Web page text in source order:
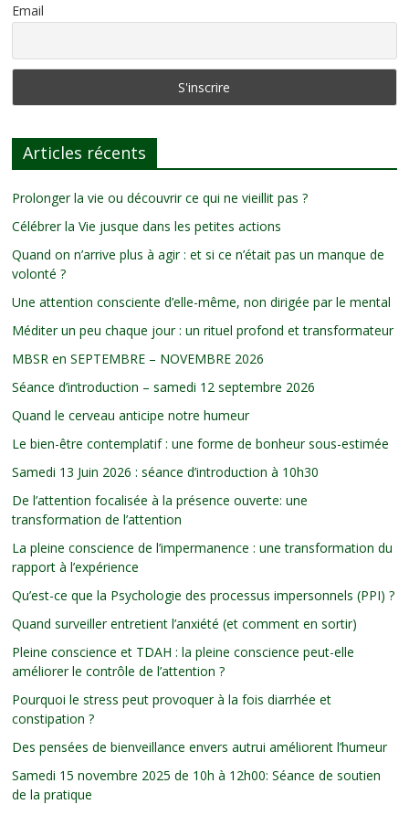
Email
Articles récents
Prolonger la vie ou découvrir ce qui ne vieillit pas ?
Célébrer la Vie jusque dans les petites actions
Quand on n’arrive plus à agir : et si ce n’était pas un manque de
volonté ?
Une attention consciente d’elle-même, non dirigée par le mental
Méditer un peu chaque jour : un rituel profond et transformateur
MBSR en SEPTEMBRE – NOVEMBRE 2026
Séance d’introduction – samedi 12 septembre 2026
Quand le cerveau anticipe notre humeur
Le bien-être contemplatif : une forme de bonheur sous-estimée
Samedi 13 Juin 2026 : séance d’introduction à 10h30
De l’attention focalisée à la présence ouverte: une
transformation de l’attention
La pleine conscience de l’impermanence : une transformation du
rapport à l’expérience
Qu’est-ce que la Psychologie des processus impersonnels (PPI) ?
Quand surveiller entretient l’anxiété (et comment en sortir)
Pleine conscience et TDAH : la pleine conscience peut-elle
améliorer le contrôle de l’attention ?
Pourquoi le stress peut provoquer à la fois diarrhée et
constipation ?
Des pensées de bienveillance envers autrui améliorent l’humeur
Samedi 15 novembre 2025 de 10h à 12h00: Séance de soutien
de la pratique